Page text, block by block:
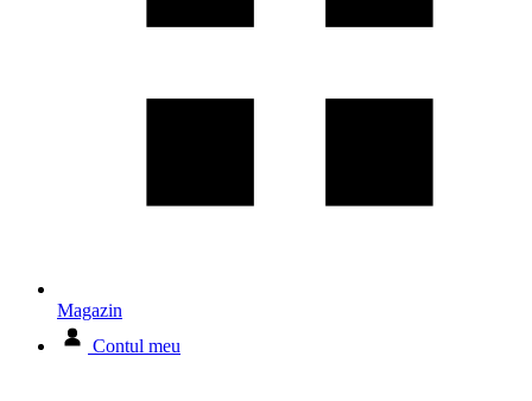
Magazin
Contul meu